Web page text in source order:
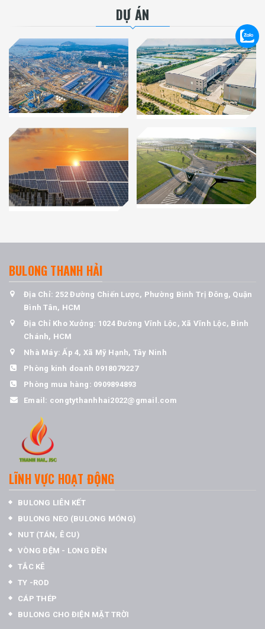
DỰ ÁN
BULONG THANH HẢI
Địa Chỉ: 252 Đường Chiến Lược, Phường Bình Trị Đông, Quận
Bình Tân, HCM
Địa Chỉ Kho Xưởng: 1024 Đường Vĩnh Lộc, Xã Vĩnh Lộc, Bình
Chánh, HCM
Nhà Máy: Ấp 4, Xã Mỹ Hạnh, Tây Ninh
Phòng kinh doanh 0918079227
Phòng mua hàng: 0909894893
Email: congtythanhhai2022@gmail.com
LĨNH VỰC HOẠT ĐỘNG
BULONG LIÊN KẾT
BULONG NEO (BULONG MÓNG)
NUT (TÁN, Ê CU)
VÒNG ĐỆM - LONG ĐỀN
TẮC KÊ
TY -ROD
CÁP THÉP
BULONG CHO ĐIỆN MẶT TRỜI